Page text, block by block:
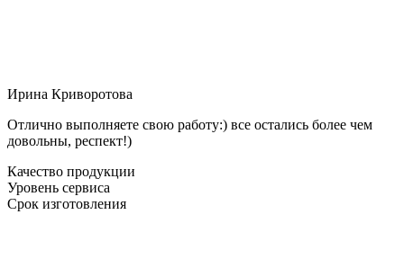
Ирина Криворотова
Отлично выполняете свою работу:) все остались более чем
довольны, респект!)
Качество продукции
Уровень сервиса
Срок изготовления